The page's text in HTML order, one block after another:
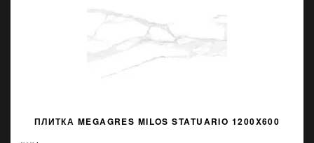
ПЛИТКА MEGAGRES MILOS STATUARIO 1200X600